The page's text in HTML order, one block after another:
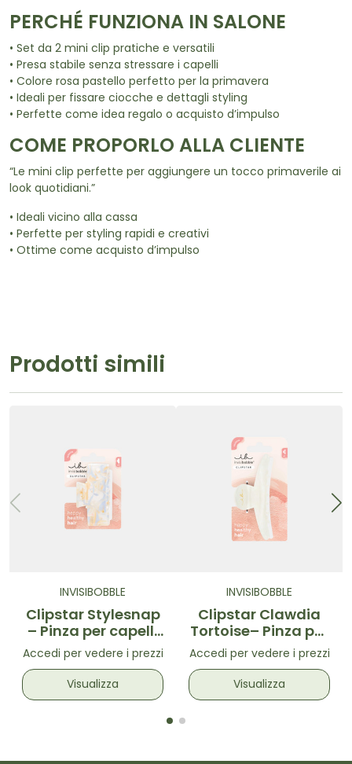
PERCHÉ FUNZIONA IN SALONE
• Set da 2 mini clip pratiche e versatili
• Presa stabile senza stressare i capelli
• Colore rosa pastello perfetto per la primavera
• Ideali per fissare ciocche e dettagli styling
• Perfette come idea regalo o acquisto d’impulso
COME PROPORLO ALLA CLIENTE
“Le mini clip perfette per aggiungere un tocco primaverile ai
look quotidiani.”
• Ideali vicino alla cassa
• Perfette per styling rapidi e creativi
• Ottime come acquisto d’impulso
Prodotti simili
INVISIBOBBLE
Clipstar Stylesnap
– Pinza per capelli
taglia M
Accedi per vedere i prezzi
Visualizza
INVISIBOBBLE
Clipstar Clawdia
Tortoise– Pinza per
capelli Bianca
Accedi per vedere i prezzi
Visualizza